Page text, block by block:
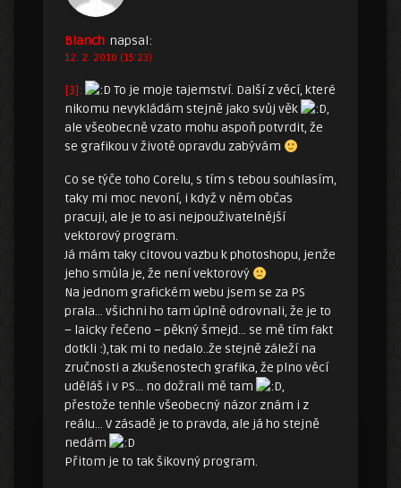
Blanch napsal:
12. 2. 2010 (15:23)
[3]:
To je moje tajemství. Další z věcí, které
nikomu nevykládám stejně jako svůj věk
,
ale všeobecně vzato mohu aspoň potvrdit, že
se grafikou v životě opravdu zabývám
Co se týče toho Corelu, s tím s tebou souhlasím,
taky mi moc nevoní, i když v něm občas
pracuji, ale je to asi nejpouživatelnější
vektorový program.
Já mám taky citovou vazbu k photoshopu, jenže
jeho smůla je, že není vektorový
Na jednom grafickém webu jsem se za PS
prala… všichni ho tam úplně odrovnali, že je to
– laicky řečeno – pěkný šmejd… se mě tím fakt
dotkli :),tak mi to nedalo..že stejně záleží na
zručnosti a zkušenostech grafika, že plno věcí
uděláš i v PS… no dožrali mě tam
,
přestože tenhle všeobecný názor znám i z
reálu… V zásadě je to pravda, ale já ho stejně
nedám
Přitom je to tak šikovný program.